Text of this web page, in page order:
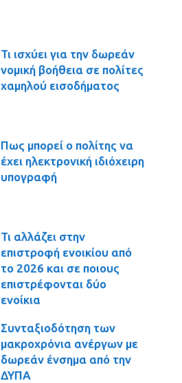
Τι ισχύει για την δωρεάν
νομική βοήθεια σε πολίτες
χαμηλού εισοδήματος
Πως μπορεί ο πολίτης να
έχει ηλεκτρονική ιδιόχειρη
υπογραφή
Τι αλλάζει στην
επιστροφή ενοικίου από
το 2026 και σε ποιους
επιστρέφονται δύο
ενοίκια
Συνταξιοδότηση των
μακροχρόνια ανέργων με
δωρεάν ένσημα από την
ΔΥΠΑ